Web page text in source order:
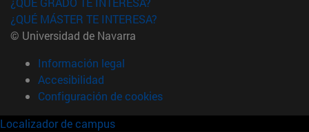
¿QUÉ MÁSTER TE INTERESA?
© Universidad de Navarra
Información legal
Accesibilidad
Configuración de cookies
Localizador de campus